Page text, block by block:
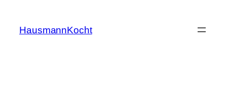
springen
HausmannKocht